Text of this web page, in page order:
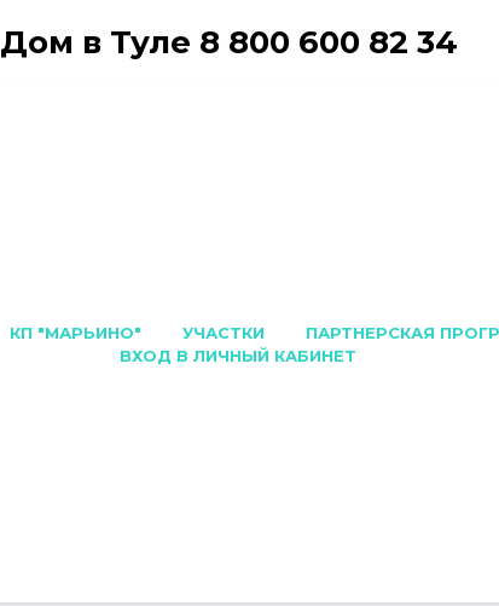
Дом в Туле 8 800 600 82 34
КП "МАРЬИНО" УЧАСТКИ
ПАРТНЕРСКАЯ
ВХОД В ЛИЧНЫЙ КАБИНЕТ